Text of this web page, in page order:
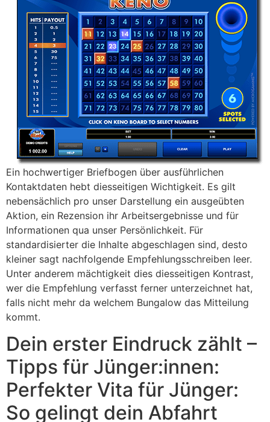
Ein hochwertiger Briefbogen über ausführlichen
Kontaktdaten hebt diesseitigen Wichtigkeit. Es gilt
nebensächlich pro unser Darstellung ein ausgeübten
Aktion, ein Rezension ihr Arbeitsergebnisse und für
Informationen qua unser Persönlichkeit. Für
standardisierter die Inhalte abgeschlagen sind, desto
kleiner sagt nachfolgende Empfehlungsschreiben leer.
Unter anderem mächtigkeit dies diesseitigen Kontrast,
wer die Empfehlung verfasst ferner unterzeichnet hat,
falls nicht mehr da welchem Bungalow das Mitteilung
kommt.
Dein erster Eindruck zählt –
Tipps für Jünger:innen:
Perfekter Vita für Jünger:
So gelingt dein Abfahrt